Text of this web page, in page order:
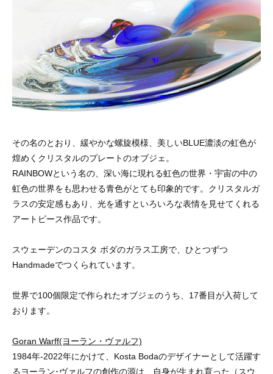
その名のとおり、緩やかな螺旋模様、美しいBLUE濃淡の虹色が
煌めくクリスタルのプレートのオブジェ。
RAINBOWという名の、深い海に現れる虹色の世界・宇宙の中の
虹色の世界をも思わせる青色がとても印象的です。クリスタルガ
ラスの安定感もあり、光を通すといろいろな表情を見せてくれる
アートピース作品です。
スウェーデンのコスタ ボダのガラス工房で、ひとつずつ
Handmadeでつくられています。
世界で100個限定で作られたオブジェのうち、17番目が入荷して
おります。
Goran Warff(ヨーラン・ヴァルフ)
1984年-2022年にかけて、Kosta Bodaのデザイナーとして活躍す
るヨーラン･ヴァルフの創作の源は、自身が生まれ育った（スウ